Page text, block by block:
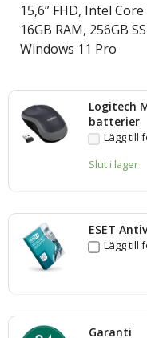
15,6” FHD, Intel
16GB RAM, 256GB
Windows 11 Pro
Logitech
batterier
Lägg till
Slut i lager
ESET
Lägg till
Garanti